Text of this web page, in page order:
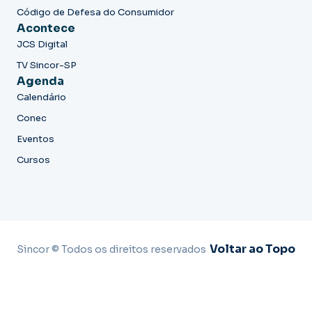
Código de Defesa do Consumidor
Acontece
JCS Digital
TV Sincor-SP
Agenda
Calendário
Conec
Eventos
Cursos
Sincor © Todos os direitos reservados Voltar ao Topo